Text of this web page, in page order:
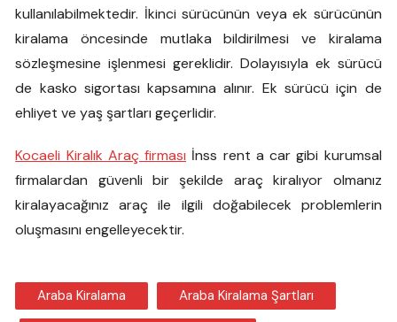
kullanılabilmektedir. İkinci sürücünün veya ek sürücünün
kiralama öncesinde mutlaka bildirilmesi ve kiralama
sözleşmesine işlenmesi gereklidir. Dolayısıyla ek sürücü
de kasko sigortası kapsamına alınır. Ek sürücü için de
ehliyet ve yaş şartları geçerlidir.
Kocaeli Kiralık Araç firması İnss rent a car gibi kurumsal
firmalardan güvenli bir şekilde araç kiralıyor olmanız
kiralayacağınız araç ile ilgili doğabilecek problemlerin
oluşmasını engelleyecektir.
Araba Kiralama Araba Kiralama Şartları